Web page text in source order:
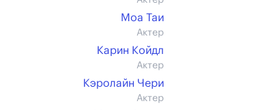
Моа Таи
Актер
Карин Койдл
Актер
Кэролайн Чери
Актер